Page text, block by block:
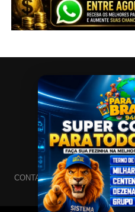
CONTATO SITEMAP